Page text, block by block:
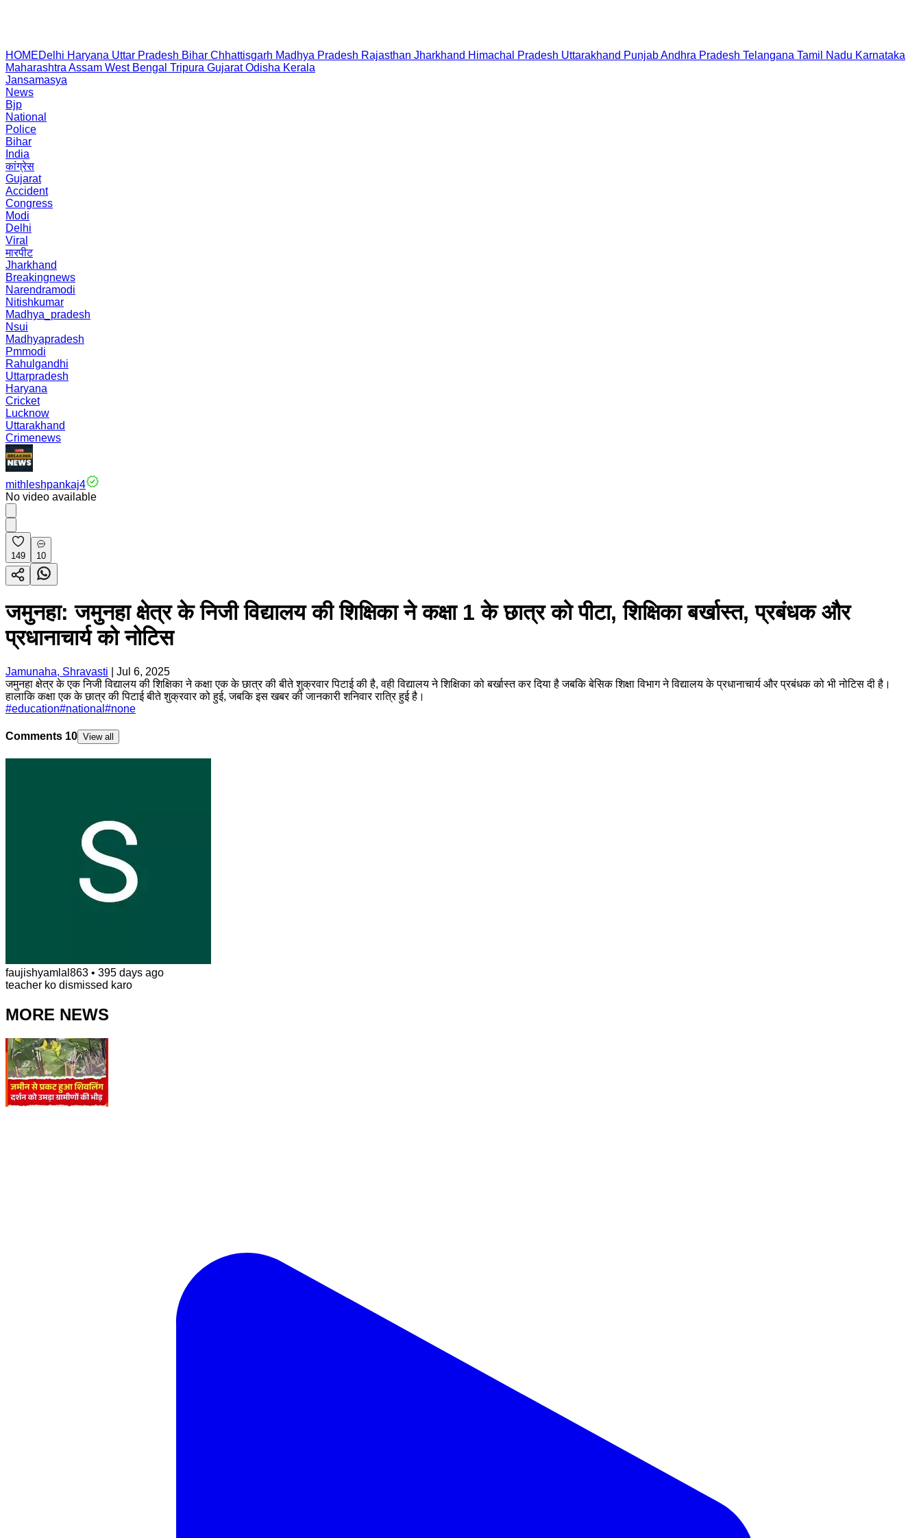
HOMEDelhi Haryana Uttar Pradesh Bihar Chhattisgarh Madhya Pradesh Rajasthan Jharkhand Himachal Pradesh Uttarakhand PunjabAndhra Pradesh Telangana Tamil Nadu Karnataka
Maharashtra Assam West Bengal Tripura Gujarat Odisha Kerala
Jansamasya
News
Bjp
National
Police
Bihar
India
कांग्रेस
Gujarat
Accident
Congress
Modi
Delhi
Viral
मारपीट
Jharkhand
Breakingnews
Narendramodi
Nitishkumar
Madhya_pradesh
Nsui
Madhyapradesh
Pmmodi
Rahulgandhi
Uttarpradesh
Haryana
Cricket
Lucknow
Uttarakhand
Crimenews
mithleshpankaj4
No video available
149 10
जमुनहा: जमुनहा क्षेत्र के निजी विद्यालय की शिक्षिका ने कक्षा 1 के छात्र को पीटा, शिक्षिका बर्खास्त, प्रबंधक और
प्रधानाचार्य को नोटिस
Jamunaha, Shravasti
Jul 6, 2025
जमुनहा क्षेत्र के एक निजी विद्यालय की शिक्षिका ने कक्षा एक के छात्र की बीते शुक्रवार पिटाई की है, वही विद्यालय ने शिक्षिका को बर्खास्त कर दिया है जबकि बेसिक शिक्षा विभाग ने विद्यालय के प्रधानाचार्य और प्रबंधक को भी नोटिस दी है।
हालाकि कक्षा एक के छात्र की पिटाई बीते शुक्रवार को हुई, जबकि इस खबर की जानकारी शनिवार रात्रि हुई है।
#education#national #none
Comments 10 View all
faujishyamlal863 • 395 days ago
teacher ko dismissed karo
MORE NEWS